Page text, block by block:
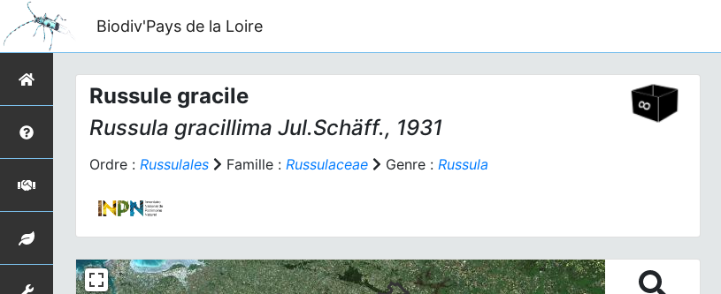
Biodiv'Pays de la Loire
Russule gracile
Russula gracillima Jul.Schäff., 1931
Ordre : Russulales Famille : Russulaceae Genre : Russula